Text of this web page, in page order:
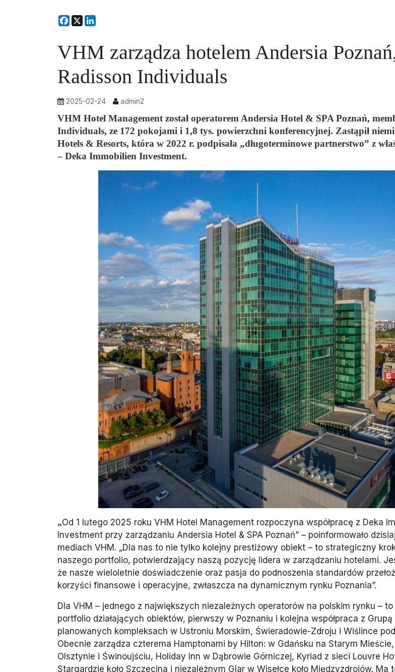
Facebook
X
VHM zarządza hotelem Andersia
Radisson Individuals
2025-02-24 admin2
VHM Hotel Management został operatorem Andersia Hotel & SPA Poznań,
Individuals, ze 172 pokojami i 1,8 tys. powierzchni konferencyjnej. Zastąpił
Hotels & Resorts, która w 2022 r. podpisała „długoterminowe partnerstwo” z
– Deka Immobilien Investment.
„Od 1 lutego 2025 roku VHM Hotel Management rozpoczyna współpracę z Deka
Investment przy zarządzaniu Andersia Hotel & SPA Poznań” – poinformowało
mediach VHM. „Dla nas to nie tylko kolejny prestiżowy obiekt – to strategiczny
naszego portfolio, potwierdzający naszą pozycję lidera w zarządzaniu hotelami.
że nasze wieloletnie doświadczenie oraz pasja do podnoszenia standardów
korzyści finansowe i operacyjne, zwłaszcza na dynamicznym rynku Poznania”.
Dla VHM – jednego z największych niezależnych operatorów na polskim rynku –
portfolio działających obiektów, pierwszy w Poznaniu i kolejna współpraca z Grupą
planowanych kompleksach w Ustroniu Morskim, Świeradowie-Zdroju i Wiślince
Obecnie zarządza czterema Hamptonami by Hilton: w Gdańsku na Starym Mieście,
Olsztynie i Świnoujściu, Holiday Inn w Dąbrowie Górniczej, Kyriad z sieci Louvre
Stargardzie koło Szczecina i niezależnym Glar w Wisełce koło Międzyzdrojów. Ma